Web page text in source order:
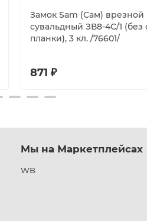
Замок Sam (Сам) врезной
сувальдный ЗВ8-4С/1 (без
планки), 3 кл. /76601/
871 ₽
Мы на Маркетплейсах
WB